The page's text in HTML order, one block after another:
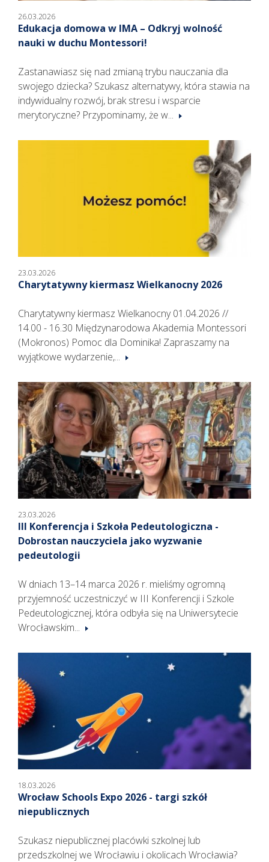
26.03.2026
Edukacja domowa w IMA – Odkryj wolność
nauki w duchu Montessori!
Zastanawiasz się nad zmianą trybu nauczania dla
swojego dziecka? Szukasz alternatywy, która stawia na
indywidualny rozwój, brak stresu i wsparcie
merytoryczne? Przypominamy, że w...
23.03.2026
Charytatywny kiermasz Wielkanocny 2026
Charytatywny kiermasz Wielkanocny 01.04.2026 //
14.00 - 16.30 Międzynarodowa Akademia Montessori
(Mokronos) Pomoc dla Dominika! Zapraszamy na
wyjątkowe wydarzenie,...
23.03.2026
III Konferencja i Szkoła Pedeutologiczna -
Dobrostan nauczyciela jako wyzwanie
pedeutologii
W dniach 13–14 marca 2026 r. mieliśmy ogromną
przyjemność uczestniczyć w III Konferencji i Szkole
Pedeutologicznej, która odbyła się na Uniwersytecie
Wrocławskim...
18.03.2026
Wrocław Schools Expo 2026 - targi szkół
niepublicznych
Szukasz niepublicznej placówki szkolnej lub
przedszkolnej we Wrocławiu i okolicach Wrocławia?